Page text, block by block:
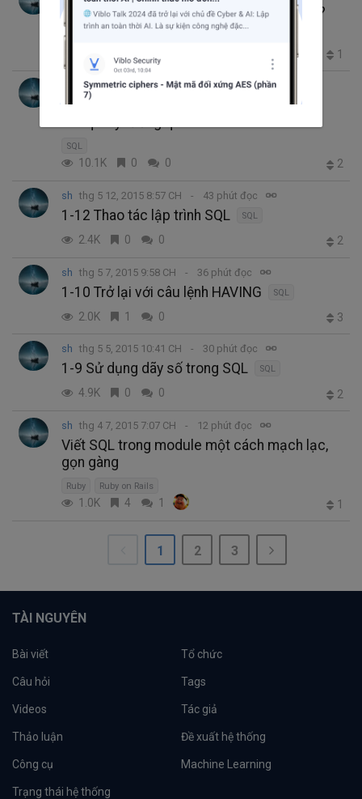
2-2 Tại sao lại có tên là mô hình "quan hệ"?
1
thg 5 14, 2015 10:08 CH 22 phút đọc
1-6 So sánh giữa dòng với dòng bằng
SQL
10.1K 0 0 2
sh thg 5 12, 2015 8:57 CH 43 phút đọc
1-12 Thao tác lập trình SQL SQL
2.4K 0 0 2
sh thg 5 7, 2015 9:58 CH 36 phút đọc
1-10 Trở lại với câu lệnh HAVING SQL
2.0K 1 0 3
sh thg 5 5, 2015 10:41 CH 30 phút đọc
1-9 Sử dụng dãy số trong SQL SQL
4.9K 0 0 2
sh thg 4 7, 2015 7:07 CH 12 phút đọc
Viết SQL trong module một cách mạch lạc,
gọn gàng
Ruby Ruby on Rails
1.0K 4 1 1
1 2 3
TÀI NGUYÊN
Bài viết Tổ chức
Câu hỏi Tags
Videos Tác giả
Thảo luận Đề xuất hệ thống
Công cụ Machine Learning
Trạng thái hệ thống